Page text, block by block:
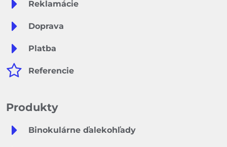
Reklamácie
Doprava
Platba
Referencie
Produkty
Binokulárne ďalekohľady